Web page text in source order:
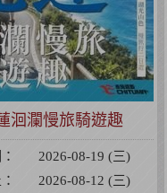
洄瀾慢旅騎遊趣
2026-08-19 (三)
2026-08-12 (三)